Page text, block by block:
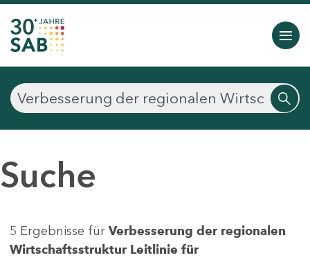
Suche
5 Ergebnisse für Verbesserung der regionalen
Wirtschaftsstruktur Leitlinie für